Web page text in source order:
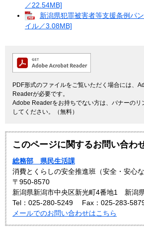
／22.54MB]
新潟県犯罪被害者等支援条例パ
イル／3.08MB]
PDF形式のファイルをご覧いただく場合には、
Readerが必要です。
Adobe Readerをお持ちでない方は、バナーのリ
してください。（無料）
このページに関するお問い合わ
総務部 県民生活課
消費とくらしの安全推進班（安全・安心
〒950-8570
新潟県新潟市中央区新光町4番地1 新潟
Tel：025-280-5249
Fax：025-283-
メールでのお問い合わせはこちら